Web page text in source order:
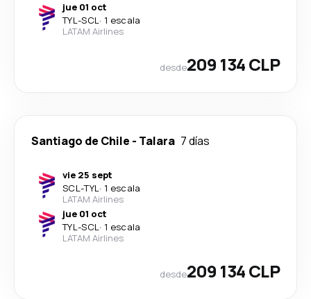
jue 01 oct
TYL-SCL· 1 escala
LATAM Airlines
desde209 134 CLP
Santiago de Chile - Talara 7 días
vie 25 sept
SCL-TYL· 1 escala
LATAM Airlines
jue 01 oct
TYL-SCL· 1 escala
LATAM Airlines
desde209 134 CLP